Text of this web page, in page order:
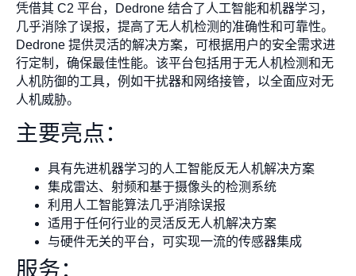
凭借其 C2 平台，Dedrone 结合了人工智能和机器学习，
几乎消除了误报，提高了无人机检测的准确性和可靠性。
Dedrone 提供灵活的解决方案，可根据用户的安全需求进
行定制，确保最佳性能。该平台包括用于无人机检测和无
人机防御的工具，例如干扰器和网络接管，以全面应对无
人机威胁。
主要亮点：
具有先进机器学习的人工智能反无人机解决方案
集成雷达、射频和基于摄像头的检测系统
利用人工智能算法几乎消除误报
适用于任何行业的灵活反无人机解决方案
与硬件无关的平台，可实现一流的传感器集成
服务：